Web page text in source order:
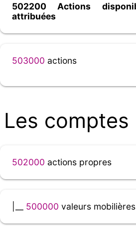
502200 Actions
attribuées
503000 actions
Les comptes
502000 actions propres
500000 valeurs